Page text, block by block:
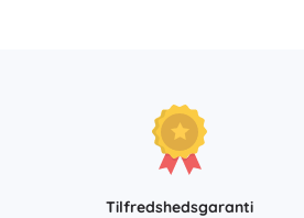
Tilfredshedsgaranti